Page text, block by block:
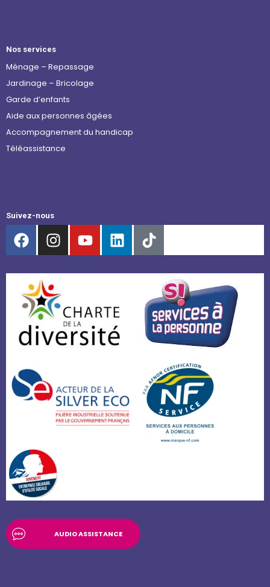
Nos services
Ménage – Repassage
Jardinage – Bricolage
Garde d’enfants
Aide aux personnes âgées
Accompagnement du handicap
Téléassistance
Suivez-nous
AUDIO ASSISTANCE